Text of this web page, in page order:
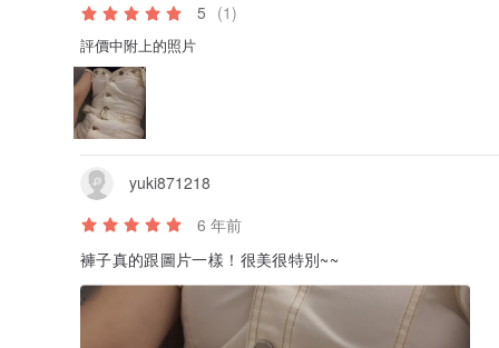
5 (1)
評價中附上的照片
yuki871218
6 年前
褲子真的跟圖片一樣！很美很特別~~